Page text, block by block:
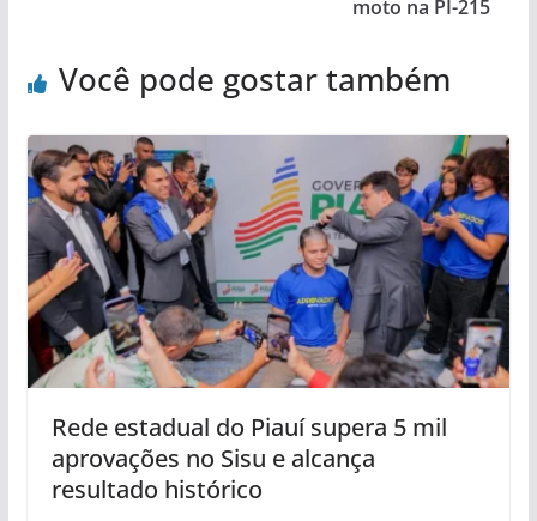
moto na PI-215
Você pode gostar também
Rede estadual do Piauí supera 5 mil
aprovações no Sisu e alcança
resultado histórico